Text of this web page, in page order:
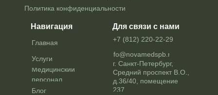
Навигация Для связи с нами
Главная
Услуги
Медицинский
персонал
Блог
+7 (812) 220-22-29
info@novamedspb.ru
г. Санкт-Петербург,
Средний проспект В.О.,
д.36/40, помещение
237
Политика конфиденциальности